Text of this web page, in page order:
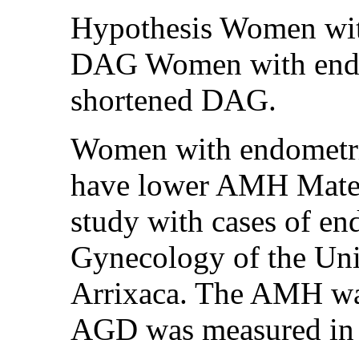
Hypothesis Women
DAG Women with
shortened DAG.
Women with
have lower AMH
study with cases of
Gynecology of the
Arrixaca. The AMH
AGD was measured